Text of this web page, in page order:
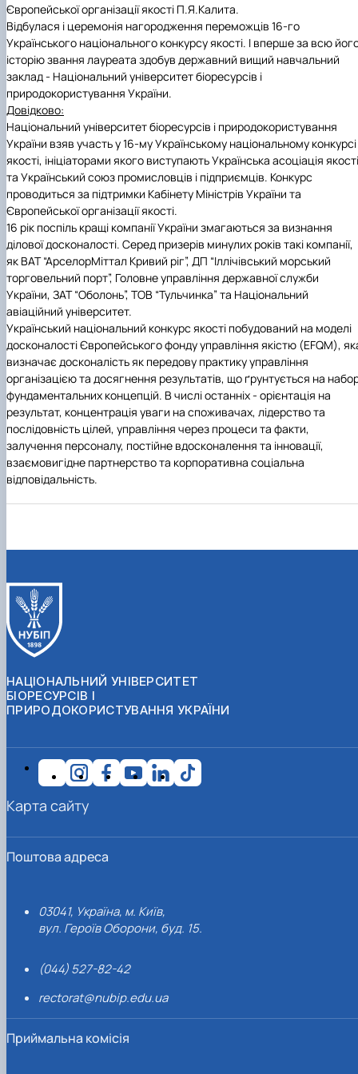
Іноземні мови
Працевлаштування
Їдальні та буфети
Студентські квитки
Центр вивчення мов
Психологічна підтримка
Інклюзивне середовище
Рада молодих вчених
Наукові школи
Стартап школа НУБіП України
Методичні рекомендації, пам'ятки
Форми документів
Патентно-ліцензійна діяльність
ЦКНО «Агропромисловий комплекс, лісове і
садово-паркове господарство, ветеринарна
медицина»
Обладнання НУБіП України
Біоетична комісія
Наукові видання
Досліднику та автору
Звіт про проведення НТЗ
Наукові журнали НУБіП України
Наукові журнали НУБіП України (English)
заходів
Порядок планування та організації
проведення НТЗ
Результати науково-технічних заходів
Монографії
Наука для бізнесу
Каталог наукових послуг
«SEB-2024»
«SEB-2025»
Наглядова рада
Рада роботодавців
Благодійний фонд «Голосіївська ініціатива
2020»
Історія університету
Видатні випускники та працівники
Звіт ректора
Пам'яті захисників України
Почесні доктори і професори НУБіП України
Пресслужба
Вибори ректора
Програма розвитку університету
ініціатива – 2025»
Доступ до публічної інформації
Державні закупівлі
Офіційна символіка
Антикорупційні заходи
Уповноважена особа з питань запобігання
виявлення корупції
уповноваженого НУБіП України
Національні нормативно-правові акти
Нормативно-правові акти НУБіП України
Інформаційні ресурси НАЗК
Методичні роз’яснення НАЗК
Антикорупційні заходи
Гендерна радниця
Контактна інформація
Європейської організації якості П.Я.Калита.
Відбулася і церемонія нагородження переможців 16-го
Українського національного конкурсу якості. І вперше за всю
історію звання лауреата здобув державний вищий навчальний
заклад - Національний університет біоресурсів і
природокористування України.
Довідково:
Національний університет біоресурсів і природокористування
України взяв участь у 16-му Українському національному конкурсі
якості, ініціаторами якого виступають Українська асоціація якості
та Український союз промисловців і підприємців. Конкурс
проводиться за підтримки Кабінету Міністрів України та
Європейської організації якості.
16 рік поспіль кращі компанії України змагаються за визнання
ділової досконалості. Серед призерів минулих років такі компанії,
як ВАТ “АрселорМіттал Кривий ріг”, ДП “Іллічівський морський
торговельний порт”, Головне управління державної служби
України, ЗАТ “Оболонь”, ТОВ “Тульчинка” та Національний
авіаційний університет.
Український національний конкурс якості побудований на моделі
досконалості Європейського фонду управління якістю (EFQM),
визначає досконалість як передову практику управління
організацією та досягнення результатів, що ґрунтується на
фундаментальних концепцій. В числі останніх - орієнтація на
результат, концентрація уваги на споживачах, лідерство та
послідовність цілей, управління через процеси та факти,
залучення персоналу, постійне вдосконалення та інновації,
взаємовигідне партнерство та корпоративна соціальна
відповідальність.
НАЦІОНАЛЬНИЙ УНІВЕРСИТЕТ
БІОРЕСУРСІВ І
ПРИРОДОКОРИСТУВАННЯ УКРАЇНИ
Поштова адреса
03041, Україна, м. Київ,
вул. Героїв Оборони, буд. 15.
(044) 527-82-42
rectorat@nubip.edu.ua
Приймальна комісія
Карта сайту